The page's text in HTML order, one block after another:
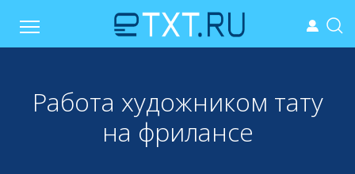
Работа художником тату
на фрилансе